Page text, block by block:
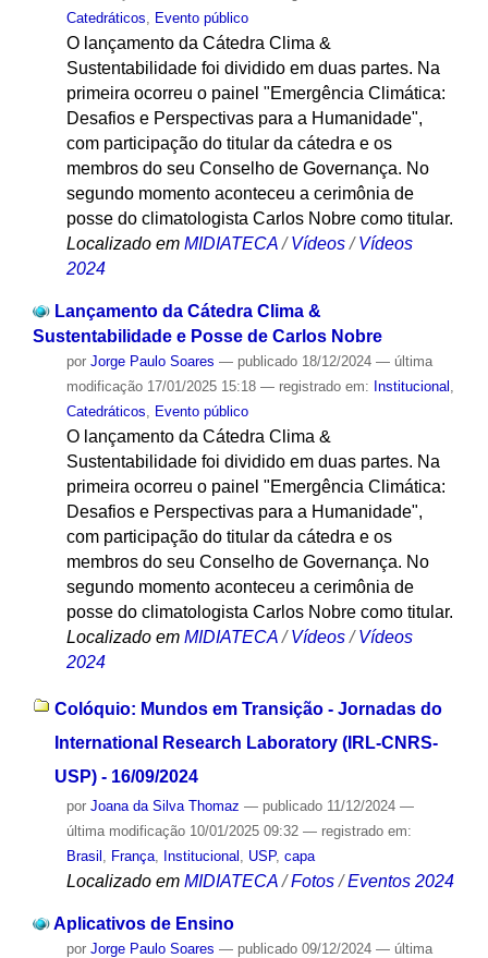
Catedráticos, Evento público
O lançamento da Cátedra Clima &
Sustentabilidade foi dividido em duas partes. Na
primeira ocorreu o painel "Emergência Climática:
Desafios e Perspectivas para a Humanidade",
com participação do titular da cátedra e os
membros do seu Conselho de Governança. No
segundo momento aconteceu a cerimônia de
posse do climatologista Carlos Nobre como titular.
Localizado em MIDIATECA / Vídeos / Vídeos
2024
Lançamento da Cátedra Clima &
Sustentabilidade e Posse de Carlos Nobre
por Jorge Paulo Soares — publicado18/12/2024 — última
modificação17/01/2025 15:18 — registrado em: Institucional ,
Catedráticos, Evento público
O lançamento da Cátedra Clima &
Sustentabilidade foi dividido em duas partes. Na
primeira ocorreu o painel "Emergência Climática:
Desafios e Perspectivas para a Humanidade",
com participação do titular da cátedra e os
membros do seu Conselho de Governança. No
segundo momento aconteceu a cerimônia de
posse do climatologista Carlos Nobre como titular.
Localizado em MIDIATECA /Vídeos /Vídeos
2024
Colóquio: Mundos em Transição - Jornadas do
International Research Laboratory (IRL-CNRS-
USP) - 16/09/2024
por Joana da Silva Thomaz — publicado11/12/2024 —
última modificação10/01/2025 09:32 — registrado em:
Brasil
França, Institucional USP, capa
Localizado em MIDIATECA /Fotos /Eventos 2024
Aplicativos de Ensino
por Jorge Paulo Soares — publicado09/12/2024 — última